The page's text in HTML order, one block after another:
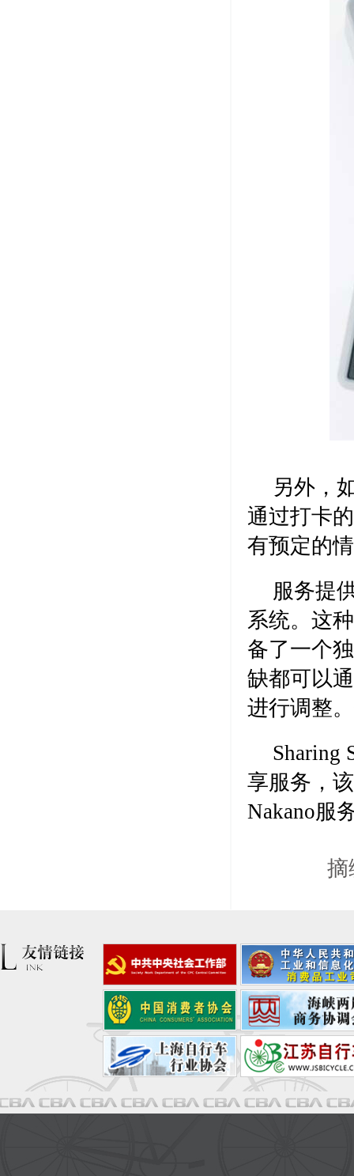
另外，
通过打卡
有预定的
服务提
系统。这
备了一个
缺都可以
进行调整
Sharing
享服务，
Nakano服
摘